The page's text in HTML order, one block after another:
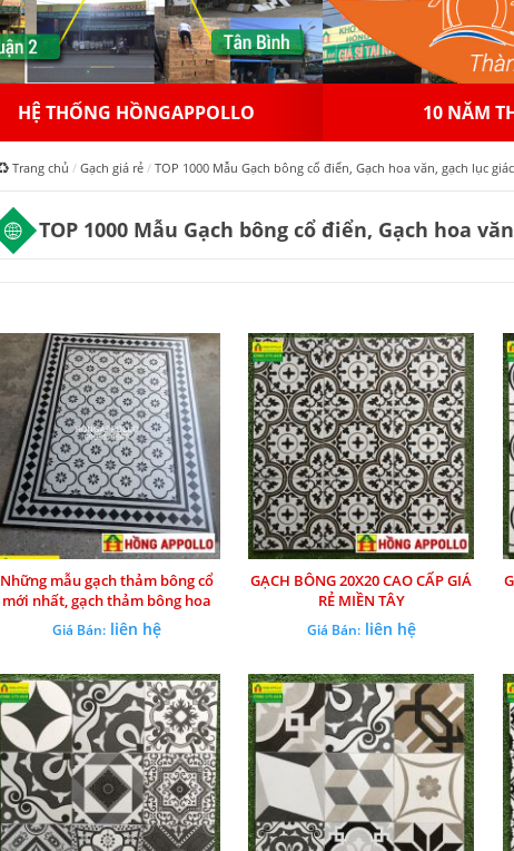
10 NĂM THÀNH LẬP NHƯỢNG
Trang chủ Gạch giá rẻ TOP 1000 Mẫu Gạch bông cổ điển, Gạch hoa văn, gạch lục
TOP 1000 Mẫu Gạch bông cổ điển, Gạch hoa
Những mẫu gạch thảm bông cổ
mới nhất, gạch thảm bông hoa
văn 2021, thảm đen trắng 3d-4d
Giá Bán: liên hệ
GẠCH BÔNG 20X20 CAO CẤP GIÁ
RẺ MIỀN TÂY
Giá Bán:liên hệ